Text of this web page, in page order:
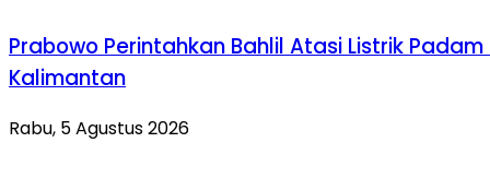
Prabowo Perintahkan Bahlil Atasi Listrik Padam
Kalimantan
Rabu, 5 Agustus 2026